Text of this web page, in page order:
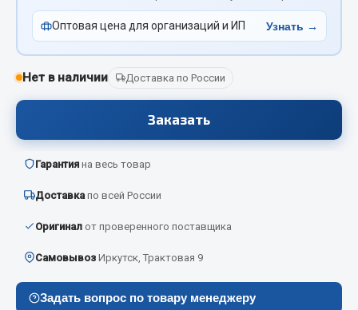
Вымпела
Показать ещё
Весь раздел
Смазочные материалы
Масла
Охладжающие жидкости
МЕТИЗЫ
Оптовая цена для организаций и ИП Узнать →
Нет в наличии Доставка по России
Заказать
Гарантия на весь товар
Доставка по всей России
Оригинал от проверенного поставщика
Самовывоз Иркутск, Трактовая 9
Задать вопрос по товару менеджеру